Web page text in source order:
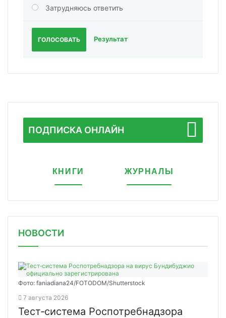
Затрудняюсь ответить
ГОЛОСОВАТЬ Результат
ПОДПИСКА ОНЛАЙН
КНИГИ ЖУРНАЛЫ
НОВОСТИ
Фото: faniadiana24/FOTODOM/Shutterstock
7 августа 2026
Тест‑система Роспотребнадзора